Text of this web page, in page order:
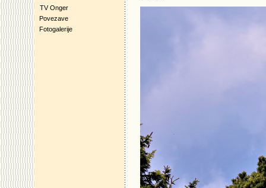
TV Onger
Povezave
Fotogalerije